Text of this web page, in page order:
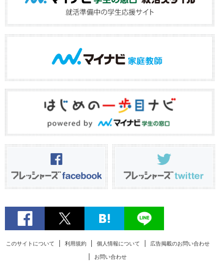
このサイトについて 利用規約 個人情報について 広告掲載のお問い合わせ
お問い合わせ